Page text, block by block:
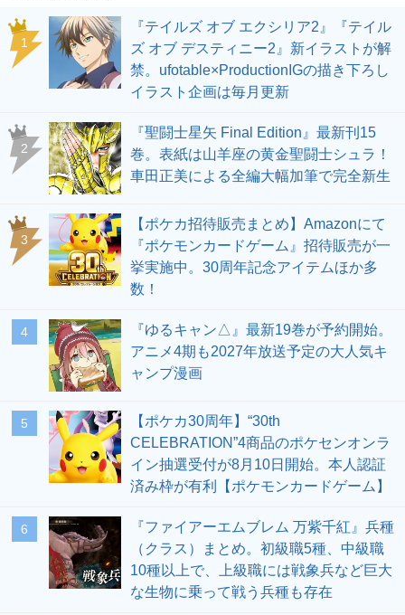
1
『テイルズ オブ エクシリア2』『テイル
ズ オブ デスティニー2』新イラストが解
禁。ufotable×ProductionIGの描き下ろし
イラスト企画は毎月更新
2
『聖闘士星矢 Final Edition』最新刊15
巻。表紙は山羊座の黄金聖闘士シュラ！
車田正美による全編大幅加筆で完全新生
3
【ポケカ招待販売まとめ】Amazonにて
『ポケモンカードゲーム』招待販売が一
挙実施中。30周年記念アイテムほか多
数！
4
『ゆるキャン△』最新19巻が予約開始。
アニメ4期も2027年放送予定の大人気キ
ャンプ漫画
5
【ポケカ30周年】“30th
CELEBRATION”4商品のポケセンオンラ
イン抽選受付が8月10日開始。本人認証
済み枠が有利【ポケモンカードゲーム】
6
『ファイアーエムブレム 万紫千紅』兵種
（クラス）まとめ。初級職5種、中級職
10種以上で、上級職には戦象兵など巨大
な生物に乗って戦う兵種も存在